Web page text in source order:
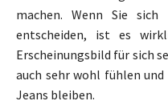
machen. Wenn Sie
entscheiden, ist es
Erscheinungsbild für sich
auch sehr wohl fühlen
Jeans bleiben.